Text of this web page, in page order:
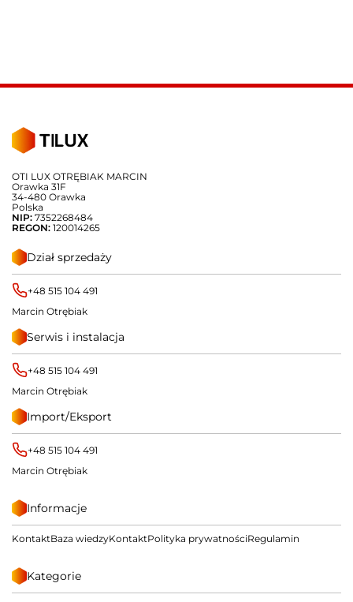
OTI LUX OTRĘBIAK MARCIN
Orawka 31F
34-480 Orawka
Polska
NIP: 7352268484
REGON: 120014265
Dział sprzedaży
+48 515 104 491
Marcin Otrębiak
Serwis i instalacja
+48 515 104 491
Marcin Otrębiak
Import/Eksport
+48 515 104 491
Marcin Otrębiak
Informacje
KontaktBaza wiedzyKontaktPolityka prywatnościRegulamin
Kategorie